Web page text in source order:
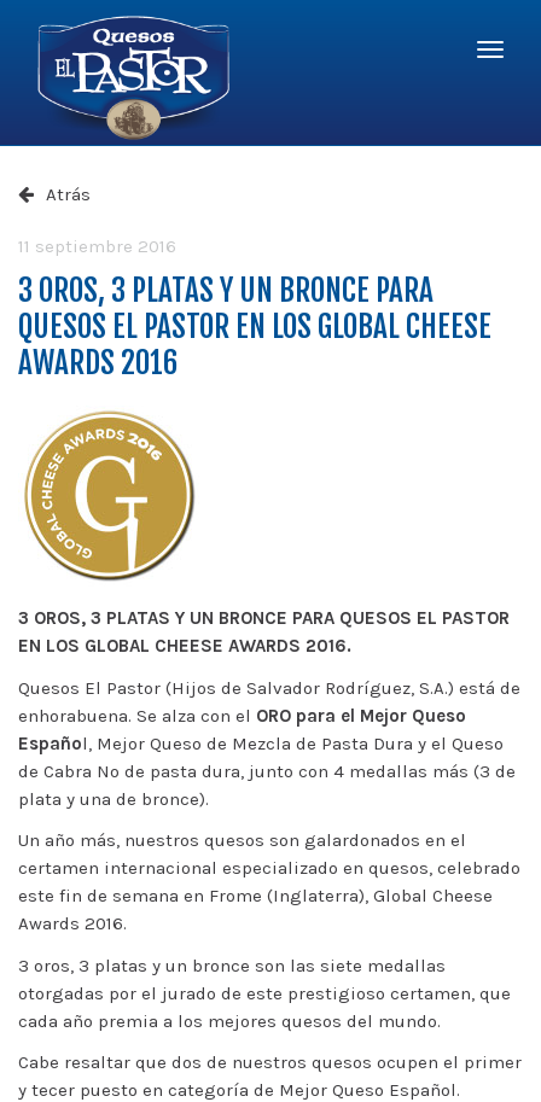
Pastor
Menú
Atrás
11 septiembre 2016
3 OROS, 3 PLATAS Y UN BRONCE PARA
QUESOS EL PASTOR EN LOS GLOBAL CHEESE
AWARDS 2016
3 OROS, 3 PLATAS Y UN BRONCE PARA QUESOS EL PASTOR
EN LOS GLOBAL CHEESE AWARDS 2016.
Quesos El Pastor (Hijos de Salvador Rodríguez, S.A.) está de
enhorabuena. Se alza con el ORO para el Mejor Queso
Español, Mejor Queso de Mezcla de Pasta Dura y el Queso
de Cabra No de pasta dura, junto con 4 medallas más (3 de
plata y una de bronce).
Un año más, nuestros quesos son galardonados en el
certamen internacional especializado en quesos, celebrado
este fin de semana en Frome (Inglaterra), Global Cheese
Awards 2016.
3 oros, 3 platas y un bronce son las siete medallas
otorgadas por el jurado de este prestigioso certamen, que
cada año premia a los mejores quesos del mundo.
Cabe resaltar que dos de nuestros quesos ocupen el primer
y tecer puesto en categoría de Mejor Queso Español.